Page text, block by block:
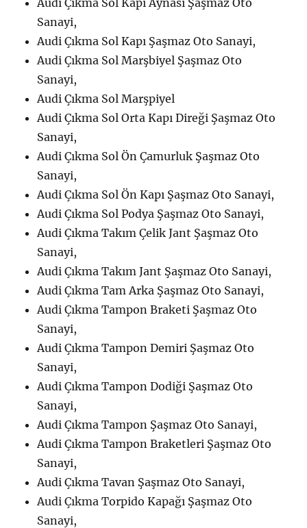
Audi Çıkma Sol Kapı Aynası Şaşmaz Oto
Sanayi,
Audi Çıkma Sol Kapı Şaşmaz Oto Sanayi,
Audi Çıkma Sol Marşbiyel Şaşmaz Oto
Sanayi,
Audi Çıkma Sol Marşpiyel
Audi Çıkma Sol Orta Kapı Direği Şaşmaz Oto
Sanayi,
Audi Çıkma Sol Ön Çamurluk Şaşmaz Oto
Sanayi,
Audi Çıkma Sol Ön Kapı Şaşmaz Oto Sanayi,
Audi Çıkma Sol Podya Şaşmaz Oto Sanayi,
Audi Çıkma Takım Çelik Jant Şaşmaz Oto
Sanayi,
Audi Çıkma Takım Jant Şaşmaz Oto Sanayi,
Audi Çıkma Tam Arka Şaşmaz Oto Sanayi,
Audi Çıkma Tampon Braketi Şaşmaz Oto
Sanayi,
Audi Çıkma Tampon Demiri Şaşmaz Oto
Sanayi,
Audi Çıkma Tampon Dodiği Şaşmaz Oto
Sanayi,
Audi Çıkma Tampon Şaşmaz Oto Sanayi,
Audi Çıkma Tampon Braketleri Şaşmaz Oto
Sanayi,
Audi Çıkma Tavan Şaşmaz Oto Sanayi,
Audi Çıkma Torpido Kapağı Şaşmaz Oto
Sanayi,